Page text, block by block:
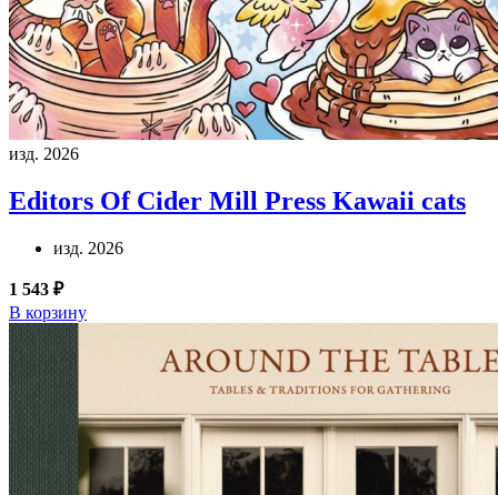
изд. 2026
Editors Of Cider Mill Press Kawaii cats
изд. 2026
1 543 ₽
В корзину